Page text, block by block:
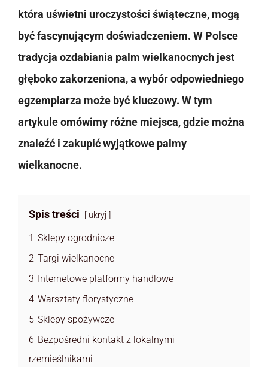
która uświetni uroczystości świąteczne, mogą
być fascynującym doświadczeniem. W Polsce
tradycja ozdabiania palm wielkanocnych jest
głęboko zakorzeniona, a wybór odpowiedniego
egzemplarza może być kluczowy. W tym
artykule omówimy różne miejsca, gdzie można
znaleźć i zakupić wyjątkowe palmy
wielkanocne.
Spis treści ukryj
1 Sklepy ogrodnicze
2 Targi wielkanocne
3
Internetowe platformy handlowe
4 Warsztaty florystyczne
5 Sklepy spożywcze
6 Bezpośredni kontakt z lokalnymi
rzemieślnikami